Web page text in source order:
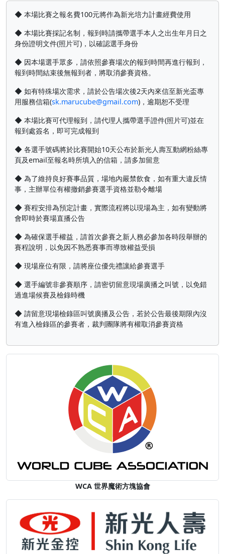
◆ 本場比賽之報名費100元將作為新光培力計畫經費使用
◆ 本場比賽採記名制，報到時請攜帶選手本人之出生年月日之
身份證明文件(照片可)，以確認選手身份
◆ 因本場選手眾多，請依照參賽場次的報到時間再進行報到，
報到時間結束後無報到者，將取消參賽資格。
◆ 如有特殊場次需求，請於公告場次後2天內來信至新光盃專
用服務信箱(sk.marucube@gmail.com)，逾期恕不受理
◆ 本場比賽可代理報到，請代理人攜帶選手證件(照片可)並在
報到處簽名，即可完成報到
◆ 各選手號碼將於比賽開始10天公布於新光人壽互動網粉絲專
頁及email至報名時所填入的信箱，請多加留意
◆ 為了維持良好賽事品質，場地內嚴禁飲食，如有重大違反情
事，主辦單位有權撤銷參賽選手資格並勒令離場
◆ 賽程安排為預定計畫，實際流程將以現場為主，如有變動將
會即時於賽場直播公告
◆ 為確保選手權益，請首次參賽之新人務必參加各時段舉辦的
賽程說明，以免因不熟悉賽事而導致權益受損
◆ 現場座位有限，請將座位優先禮讓給參賽選手
◆ 選手編號非參賽順序，請密切留意現場廣播之叫號，以免錯
過進場候賽及檢錄時機
◆ 請留意現場檢錄區叫號廣播及公告，若於公告最後期限內沒
有進入檢錄區的參賽者，裁判團隊將有權取消參賽資格
WCA 世界魔術方塊協會